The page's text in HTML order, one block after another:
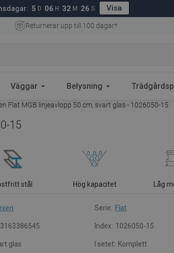
5 D 06 H 32 M 25 S Visa
Returnerar upp till 100 dagar*
Väggar Belysning
Flat MGB linjeavlopp 50 cm, svart glas - 1026050-15
15
stål Hög kapacitet Låg
Serie: Flat
Index: 1026050-15
glas I setet: Komplett